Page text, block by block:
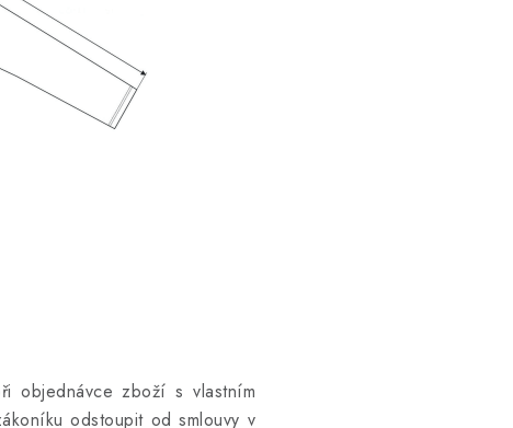
objednávce zboží s vlastním
odstoupit od smlouvy v